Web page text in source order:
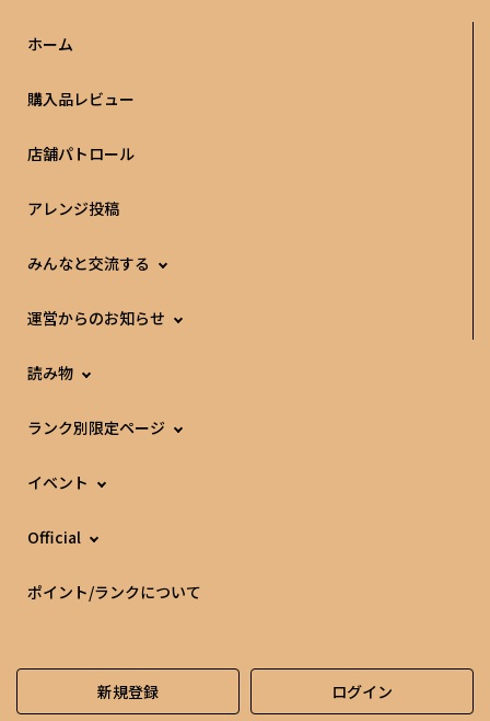
ホーム
購入品レビュー
店舗パトロール
アレンジ投稿
みんなと交流する
運営からのお知らせ
読み物
ランク別限定ページ
イベント
Official
ポイント/ランクについて
新規登録 ログイン